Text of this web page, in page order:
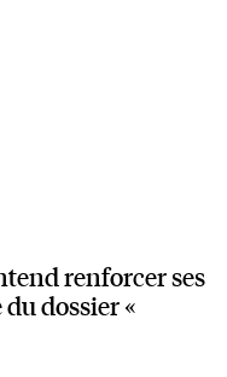
renforcer ses
dossier «